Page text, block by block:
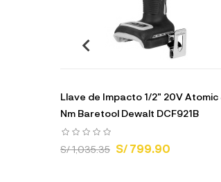
Llave de Impacto 1/2" 20V
Nm Baretool Dewalt DCF921B
S/ 1,035.35 S/ 799.90